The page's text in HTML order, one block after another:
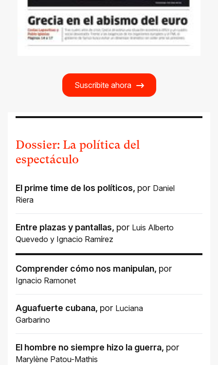
Suscribite ahora
Dossier: La política del
espectáculo
El prime time de los políticos, por Daniel
Riera
Entre plazas y pantallas, por Luis Alberto
Quevedo y Ignacio Ramírez
Comprender cómo nos manipulan, por
Ignacio Ramonet
Aguafuerte cubana, por Luciana
Garbarino
El hombre no siempre hizo la guerra, por
Marylène Patou-Mathis